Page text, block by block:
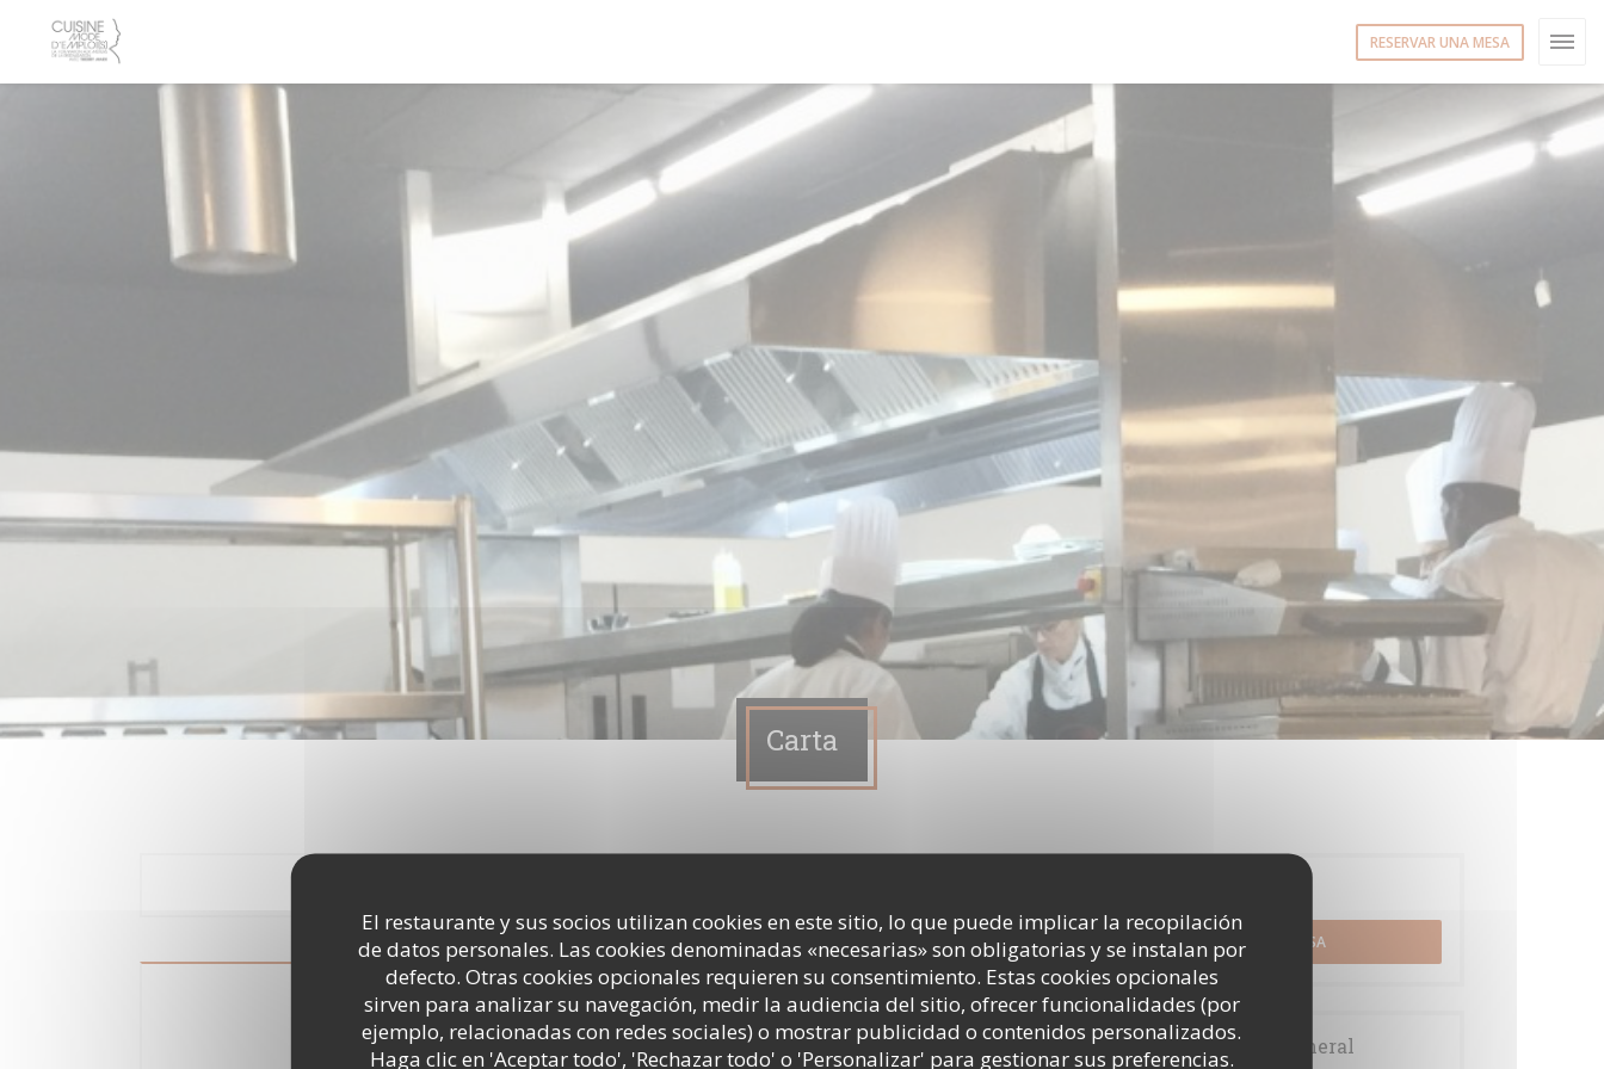
El restaurante y sus socios utilizan cookies en este sitio, lo que puede implicar la recopilación
de datos personales. Las cookies denominadas «necesarias» son obligatorias y se instalan por
defecto. Otras cookies opcionales requieren su consentimiento. Estas cookies opcionales
sirven para analizar su navegación, medir la audiencia del sitio, ofrecer funcionalidades (por
ejemplo, relacionadas con redes sociales) o mostrar publicidad o contenidos personalizados.
Haga clic en 'Aceptar todo', 'Rechazar todo' o 'Personalizar' para gestionar sus preferencias.
RESERVAR UNA MESA
Carta
Décembre 2025 22,00 EUR
RESERVAR UNA MESA
Información general